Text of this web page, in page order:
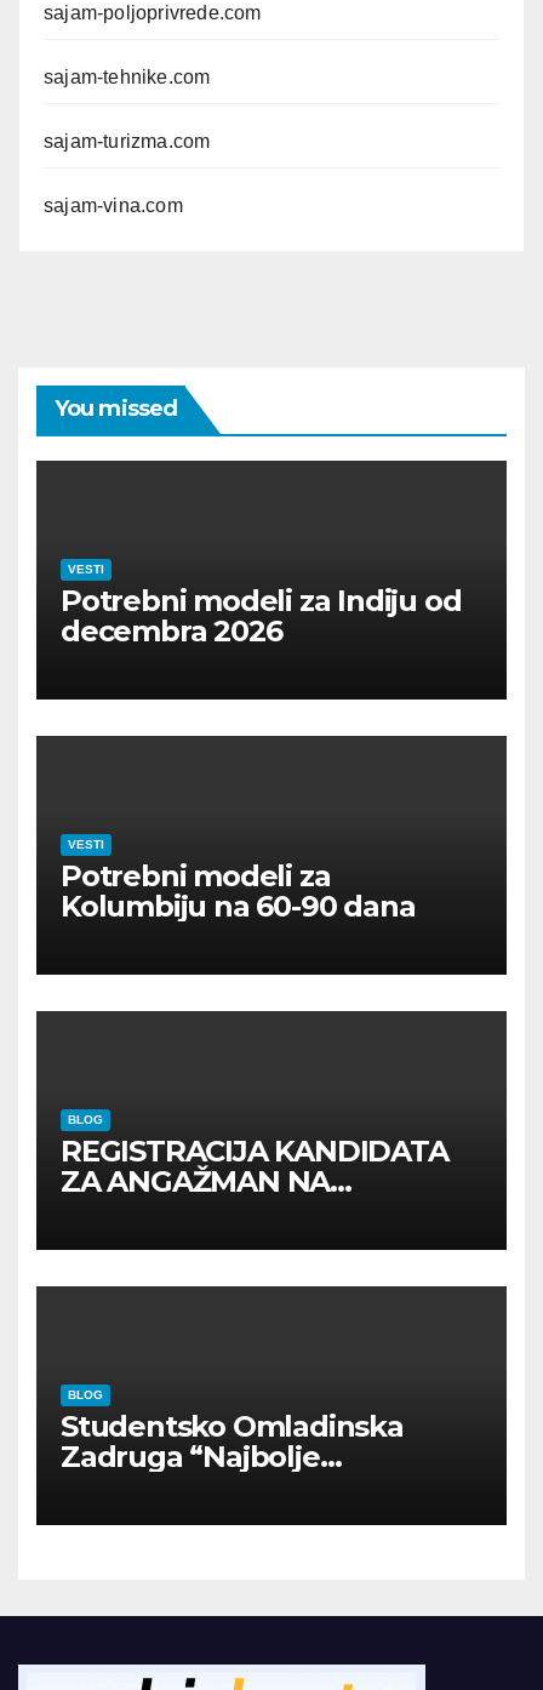
sajam-poljoprivrede.com
sajam-tehnike.com
sajam-turizma.com
sajam-vina.com
You missed
VESTI
Potrebni modeli za Indiju od
decembra 2026
VESTI
Potrebni modeli za
Kolumbiju na 60-90 dana
BLOG
REGISTRACIJA KANDIDATA
ZA ANGAŽMAN NA
BLOG
Studentsko Omladinska
Zadruga “Najbolje